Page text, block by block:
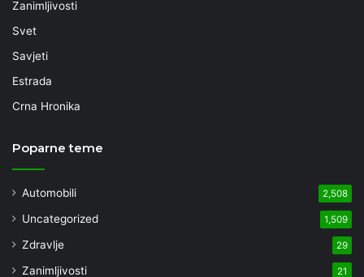
Zanimljivosti
Svet
Savjeti
Estrada
Crna Hronika
Poparne teme
Automobili 2,508
Uncategorized 1,509
Zdravlje 29
Zanimljivosti 21